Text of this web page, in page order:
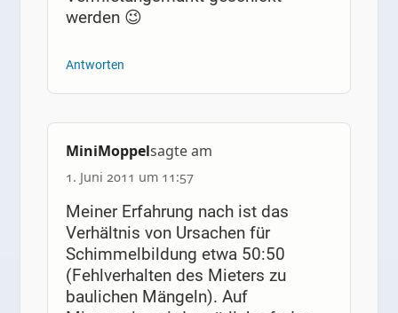
werden 😉
Antworten
MiniMoppelsagte am
1. Juni 2011 um 11:57
Meiner Erfahrung nach ist das
Verhältnis von Ursachen für
Schimmelbildung etwa 50:50
(Fehlverhalten des Mieters zu
baulichen Mängeln). Auf